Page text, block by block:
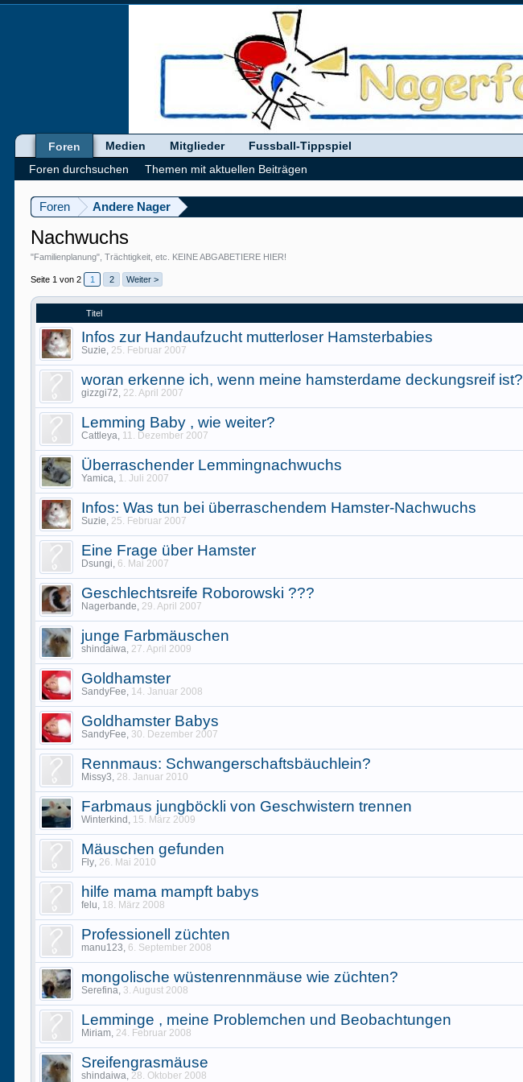
Foren Andere Nager
Nachwuchs
"Familienplanung", Trächtigkeit, etc. KEINE ABGABETIERE HIER!
Seite 1 von 2 1 2 Weiter >
Titel
Infos zur Handaufzucht mutterloser Hamsterbabies
Suzie, 25. Februar 2007
woran erkenne ich, wenn meine hamsterdame deckungsreif ist?
gizzgi72, 22. April 2007
Lemming Baby , wie weiter?
Cattleya, 11. Dezember 2007
Überraschender Lemmingnachwuchs
Yamica, 1. Juli 2007
Infos: Was tun bei überraschendem Hamster-Nachwuchs
Suzie, 25. Februar 2007
Eine Frage über Hamster
Dsungi, 6. Mai 2007
Geschlechtsreife Roborowski ???
Nagerbande, 29. April 2007
junge Farbmäuschen
shindaiwa, 27. April 2009
Goldhamster
SandyFee, 14. Januar 2008
Goldhamster Babys
SandyFee, 30. Dezember 2007
Rennmaus: Schwangerschaftsbäuchlein?
Missy3, 28. Januar 2010
Farbmaus jungböckli von Geschwistern trennen
Winterkind , 15. März 2009
Mäuschen gefunden
Fly, 26. Mai 2010
hilfe mama mampft babys
felu, 18. März 2008
Professionell züchten
manu123, 6. September 2008
mongolische wüstenrennmäuse wie züchten?
Serefina, 3. August 2008
Lemminge , meine Problemchen und Beobachtungen
Miriam, 24. Februar 2008
Sreifengrasmäuse
shindaiwa, 28. Oktober 2008
Foren
Foren durchsuchen
Themen mit aktuellen Beiträgen
Medien Mitglieder Fussball-Tippspiel